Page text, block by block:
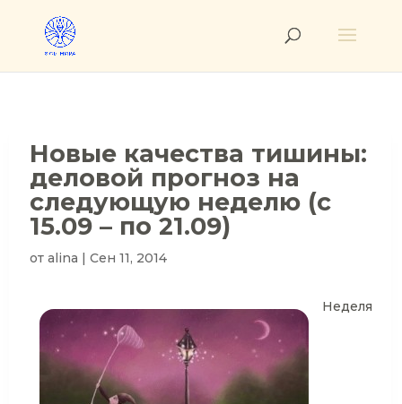
Новые качества тишины:
деловой прогноз на
следующую неделю (с
15.09 – по 21.09)
от alina | Сен 11, 2014
Неделя